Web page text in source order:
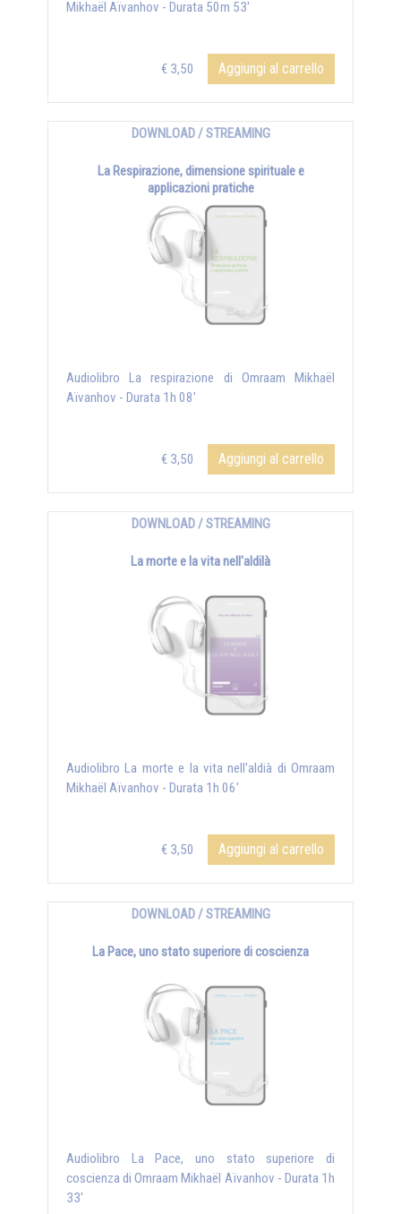
Mikhaël Aïvanhov - Durata 50m 53'
€ 3,50 Aggiungi al carrello
DOWNLOAD / STREAMING
La Respirazione, dimensione spirituale e
applicazioni pratiche
Audiolibro La respirazione di Omraam Mikhaël
Aïvanhov - Durata 1h 08'
€ 3,50 Aggiungi al carrello
DOWNLOAD / STREAMING
La morte e la vita nell'aldilà
Audiolibro La morte e la vita nell'aldià di Omraam
Mikhaël Aïvanhov - Durata 1h 06'
€ 3,50 Aggiungi al carrello
DOWNLOAD / STREAMING
La Pace, uno stato superiore di coscienza
Audiolibro La Pace, uno stato superiore di
coscienza di Omraam Mikhaël Aïvanhov - Durata 1h
33'